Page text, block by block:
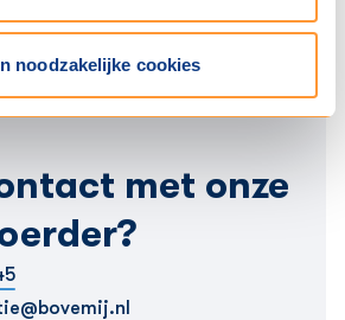
noodzakelijke cookies
Manager Communicatie
Bovemij Group
met onze